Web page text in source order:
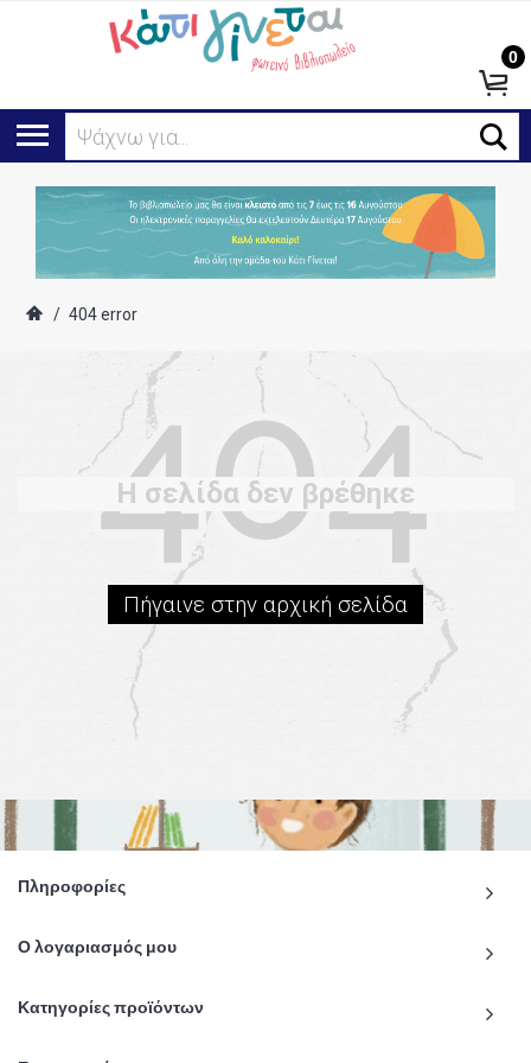
Α
0
/ 404 error
Η σελίδα δεν βρέθηκε
Πήγαινε στην αρχική σελίδα
Πληροφορίες
Ο λογαριασμός μου
Κατηγορίες προϊόντων